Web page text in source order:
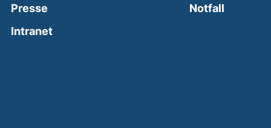
Presse
Intranet(external link, opens in a new window)
Notfall